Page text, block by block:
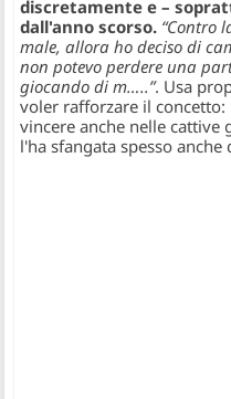
discretamente e –
dall'anno scorso. “Contro
male, allora ho deciso di
non potevo perdere una
giocando di m…..”. Usa
voler rafforzare il
vincere anche nelle cattive
l'ha sfangata spesso